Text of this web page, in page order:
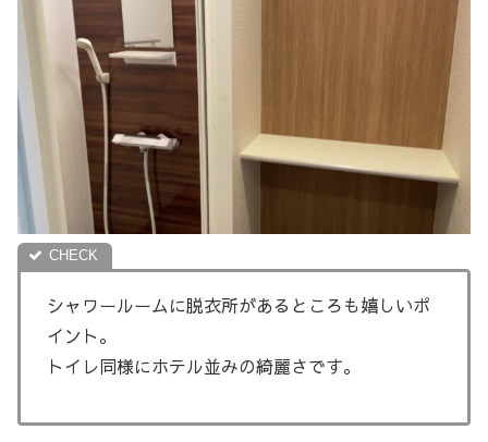
シャワールームに脱衣所があるところも嬉しいポ
イント。
トイレ同様にホテル並みの綺麗さです。